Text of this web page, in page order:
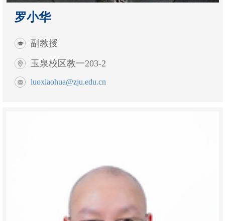
罗小华
副教授
玉泉校区教一203-2
luoxiaohua@zju.edu.cn